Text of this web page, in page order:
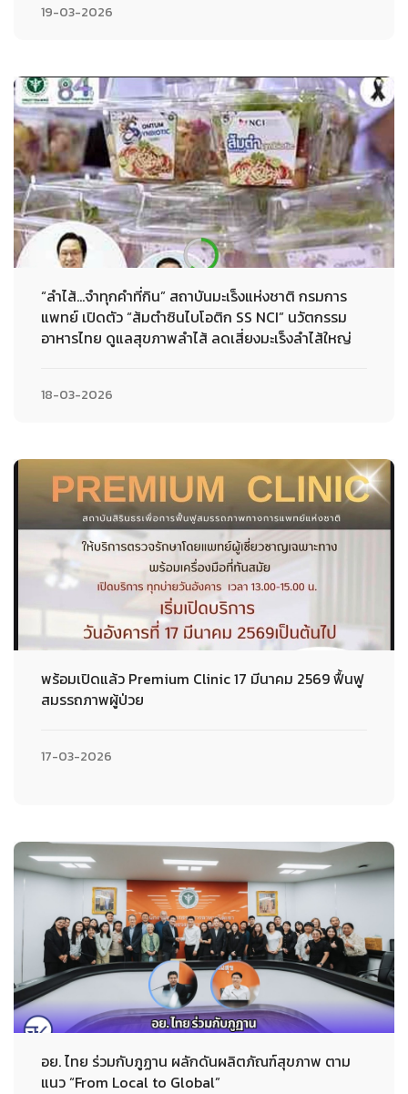
19-03-2026
“ลำไส้…จำทุกคำที่กิน” สถาบันมะเร็งแห่งชาติ กรมการ
แพทย์ เปิดตัว “ส้มตำซินไบโอติก SS NCI” นวัตกรรม
อาหารไทย ดูแลสุขภาพลำไส้ ลดเสี่ยงมะเร็งลำไส้ใหญ่
18-03-2026
พร้อมเปิดแล้ว Premium Clinic 17 มีนาคม 2569 ฟื้นฟู
สมรรถภาพผู้ป่วย
17-03-2026
อย. ไทย ร่วมกับภูฏาน ผลักดันผลิตภัณฑ์สุขภาพ ตาม
แนว “From Local to Global”